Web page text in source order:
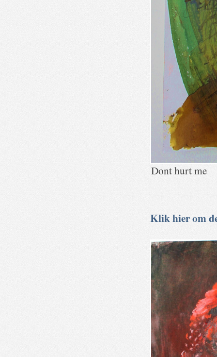
Dont hurt me
Klik hier om